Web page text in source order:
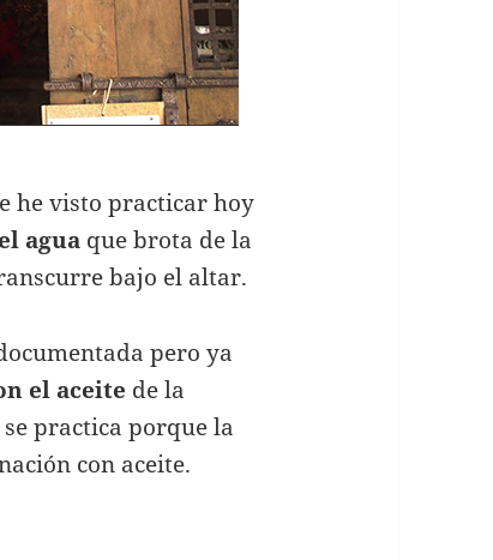
he visto practicar hoy
agua que brota de la
bajo el altar.
pero ya
el aceite de la
practica porque la
con aceite.